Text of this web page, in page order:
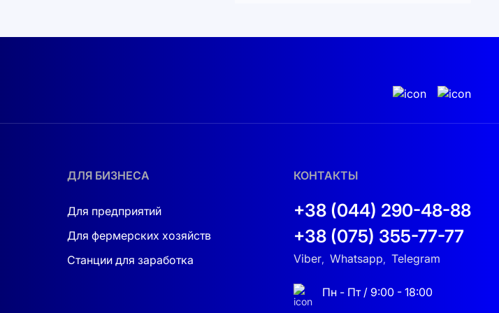
ДЛЯ БИЗНЕСА
Для предприятий
Для фермерских хозяйств
Станции для заработка
КОНТАКТЫ
+38 (044) 290-48-88
+38 (075) 355-77-77
Viber, Whatsapp, Telegram
Пн - Пт / 9:00 - 18:00